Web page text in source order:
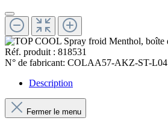
Réf. produit : 818531
N° de fabricant: COLAA57-AKZ-ST-L04
Description
Fermer le menu